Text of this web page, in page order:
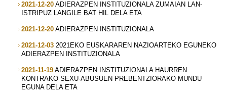
2021-12-20 ADIERAZPEN INSTITUZIONALA ZUMAIAN LAN-
ISTRIPUZ LANGILE BAT HIL DELA ETA
2021-12-20 ADIERAZPEN INSTITUZIONALA
2021-12-03 2021EKO EUSKARAREN NAZIOARTEKO EGUNEKO
ADIERAZPEN INSTITUZIONALA
2021-11-19 ADIERAZPEN INSTITUZIONALA HAURREN
KONTRAKO SEXU-ABUSUEN PREBENTZIORAKO MUNDU
EGUNA DELA ETA